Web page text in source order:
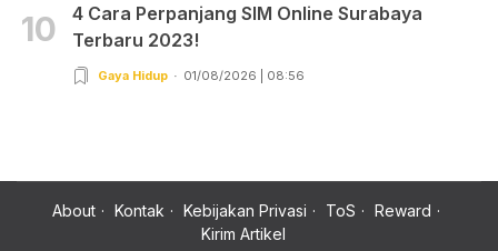
10
4 Cara Perpanjang SIM Online Surabaya
Terbaru 2023!
Gaya Hidup 01/08/2026 | 08:56
About Kontak Kebijakan Privasi ToS
Reward
Kirim Artikel